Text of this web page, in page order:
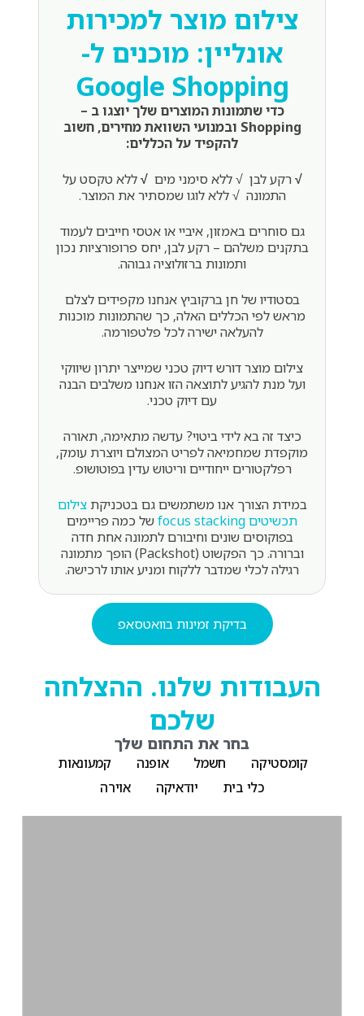
צילום מוצר למכירות
אונליין: מוכנים ל-
Google Shopping
כדי שתמונות המוצרים שלך יוצגו ב –
Shopping ובמנועי השוואת מחירים, חשוב
להקפיד על הכללים:
√רקע לבן √ ללא סימני מים√ללא טקסט על
התמונה √ ללא לוגו שמסתיר את המוצר.
גם סוחרים באמזון, איביי או אטסי חייבים לעמוד
בתקנים משלהם – רקע לבן, יחס פרופורציות נכון
ותמונות ברזולוציה גבוהה.
בסטודיו של חן ברקוביץ אנחנו מקפידים לצלם
מראש לפי הכללים האלה, כך שהתמונות מוכנות
להעלאה ישירה לכל פלטפורמה.
צילום מוצר דורש דיוק טכני שמייצר יתרון שיווקי
ועל מנת להגיע לתוצאה הזו אנחנו משלבים הבנה
עם דיוק טכני.
כיצד זה בא לידי ביטוי? עדשה מתאימה, תאורה
מוקפדת שמחמיאה לפריט המצולם ויוצרת עומק,
רפלקטורים ייחודיים וריטוש עדין בפוטושופ.
במידת הצורך אנו משתמשים גם בטכניקתצילום
תכשיטים focus stacking
של כמה פריימים
בפוקוסים שונים וחיבורם לתמונה אחת חדה
וברורה. כך הפקשוט (Packshot) הופך מתמונה
רגילה לכלי שמדבר ללקוח ומניע אותו לרכישה.
בדיקת זמינות בוואטסאפ
העבודות שלנו. ההצלחה
שלכם
בחר את התחום שלך
קומסטיקה חשמל אופנה
קמעונאות
כלי בית
יודאיקה אוירה